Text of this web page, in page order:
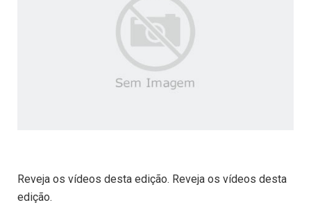
Reveja os vídeos desta edição. Reveja os vídeos desta
edição.